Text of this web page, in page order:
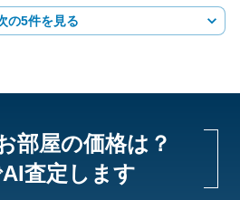
の5件を見る
部屋の価格は？
査定します